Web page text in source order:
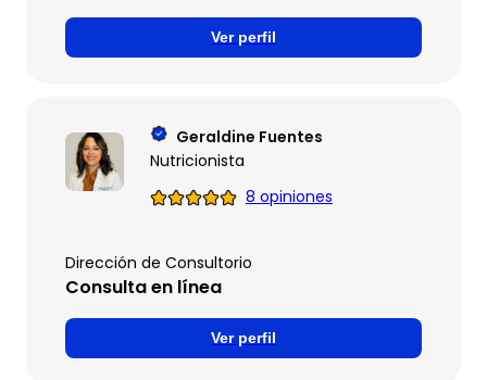
Ver perfil
Geraldine Fuentes
Nutricionista
8 opiniones
Dirección de Consultorio
Consulta en línea
Ver perfil